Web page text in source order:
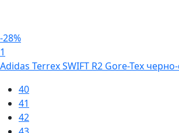
-28%
1
Adidas Terrex SWIFT R2 Gore-Tex
40
41
42